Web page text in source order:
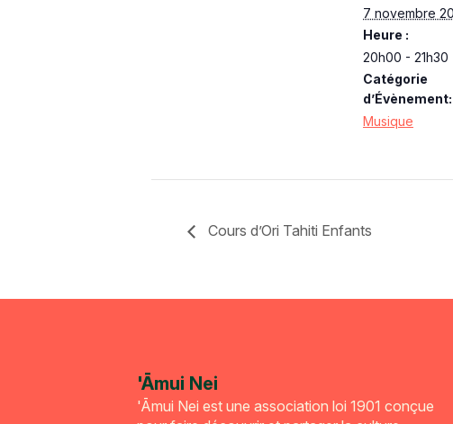
7 novembre
Heure :
20h00 - 21h30
Catégorie
d’Évènement:
Musique
Cours d’Ori Tahiti Enfants
'Āmui Nei
'Āmui Nei est une association loi 1901 conçue